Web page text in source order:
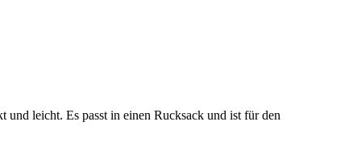
leicht. Es passt in einen Rucksack und ist für den